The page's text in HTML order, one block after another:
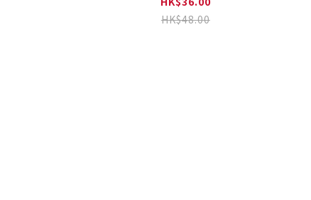
HK$48.00